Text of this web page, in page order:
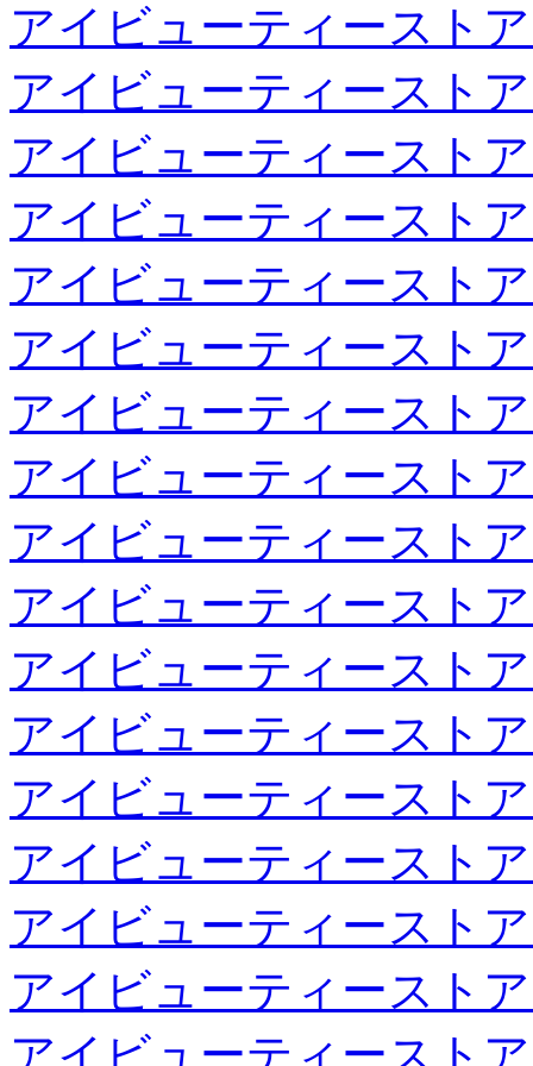
アイビューティースト
アイビューティースト
アイビューティースト
アイビューティースト
アイビューティースト
アイビューティースト
アイビューティースト
アイビューティースト
アイビューティースト
アイビューティースト
アイビューティースト
アイビューティースト
アイビューティースト
アイビューティースト
アイビューティースト
アイビューティースト
アイビューティースト